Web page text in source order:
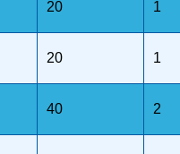
20 1
20 1
40 2